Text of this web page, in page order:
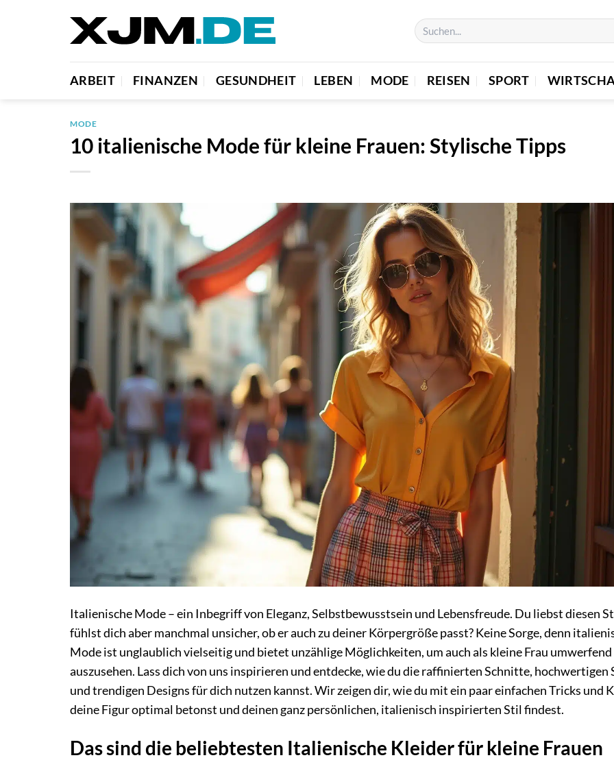
ARBEIT FINANZEN GESUNDHEIT LEBEN MODE REISEN SPORT
MODE
10 italienische Mode für kleine Frauen: Stylische Tipps
Italienische Mode – ein Inbegriff von Eleganz, Selbstbewusstsein und Lebensfreude. Du liebst diesen
fühlst dich aber manchmal unsicher, ob er auch zu deiner Körpergröße passt? Keine Sorge, denn
Mode ist unglaublich vielseitig und bietet unzählige Möglichkeiten, um auch als kleine Frau umwerfend
auszusehen. Lass dich von uns inspirieren und entdecke, wie du die raffinierten Schnitte, hochwertigen
und trendigen Designs für dich nutzen kannst. Wir zeigen dir, wie du mit ein paar einfachen Tricks und
deine Figur optimal betonst und deinen ganz persönlichen, italienisch inspirierten Stil findest.
Das sind die beliebtesten Italienische Kleider für kleine Frauen